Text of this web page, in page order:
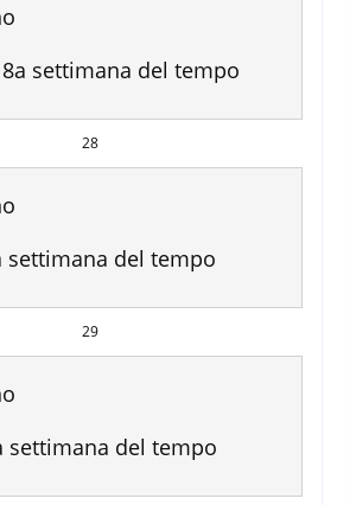
settimana del tempo
28
settimana del tempo
29
settimana del tempo